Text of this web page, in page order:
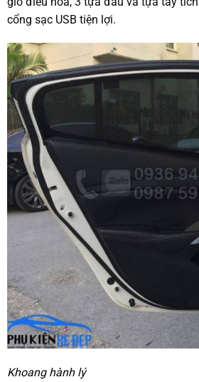
cổng sạc USB tiện lợi.
Khoang hành lý